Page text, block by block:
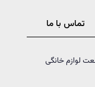
تماس با ما